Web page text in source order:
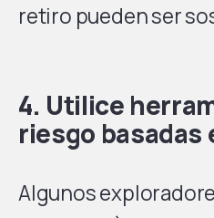
retiro pueden ser
4. Utilice
riesgo basadas
Algunos